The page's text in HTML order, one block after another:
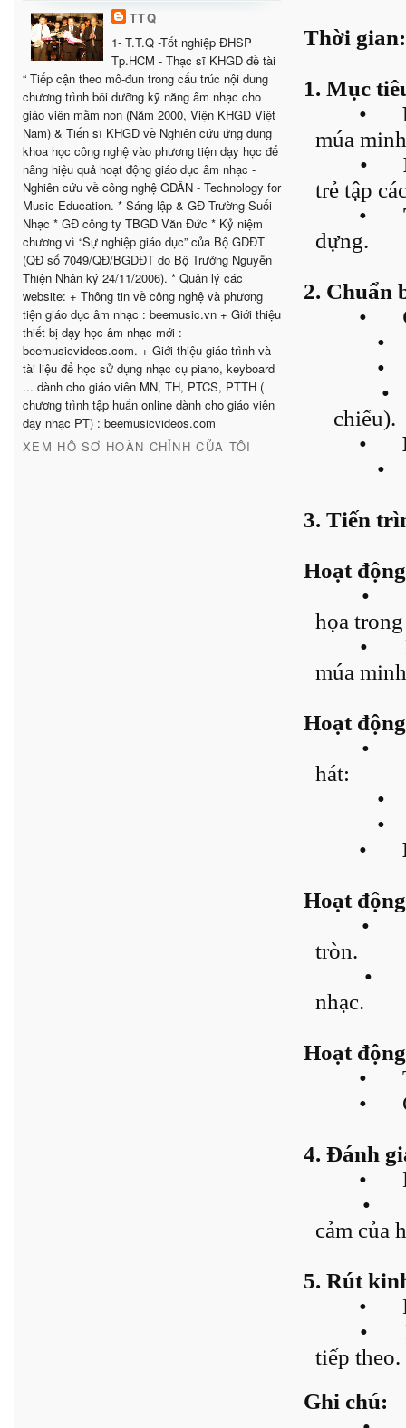
TTQ
1- T.T.Q -Tốt nghiệp ĐHSP
Tp.HCM - Thạc sĩ KHGD đề tài
“ Tiếp cận theo mô-đun trong cấu trúc nội dung
chương trình bồi dưỡng kỹ năng âm nhạc cho
giáo viên mầm non (Năm 2000, Viện KHGD Việt
Nam) & Tiến sĩ KHGD về Nghiên cứu ứng dụng
khoa học công nghệ vào phương tiện dạy học để
nâng hiệu quả hoạt động giáo dục âm nhạc -
Nghiên cứu về công nghệ GDÂN - Technology for
Music Education. * Sáng lập & GĐ Trường Suối
Nhạc * GĐ công ty TBGD Văn Đức * Kỷ niệm
chương vì “Sự nghiệp giáo dục” của Bộ GDĐT
(QĐ số 7049/QĐ/BGDĐT do Bộ Trưởng Nguyễn
Thiện Nhân ký 24/11/2006). * Quản lý các
website: + Thông tin về công nghệ và phương
tiện giáo dục âm nhạc : beemusic.vn + Giới thiệu
thiết bị dạy học âm nhạc mới :
beemusicvideos.com. + Giới thiệu giáo trình và
tài liệu để học sử dụng nhạc cụ piano, keyboard
... dành cho giáo viên MN, TH, PTCS, PTTH (
chương trình tập huấn online dành cho giáo viên
dạy nhạc PT) : beemusicvideos.com
XEM HỒ SƠ HOÀN CHỈNH CỦA TÔI
Thời
1. Mục
•
múa
•
trẻ tập
•
dựng.
2. Chuẩn
•
•
•
•
chiếu).
•
•
3. Tiến
Hoạt
•
họa
•
múa
Hoạt
•
hát:
•
•
•
Hoạt
•
tròn.
•
nhạc.
Hoạt
•
•
4. Đánh
•
•
cảm của
5. Rút
•
•
tiếp theo.
Ghi chú: